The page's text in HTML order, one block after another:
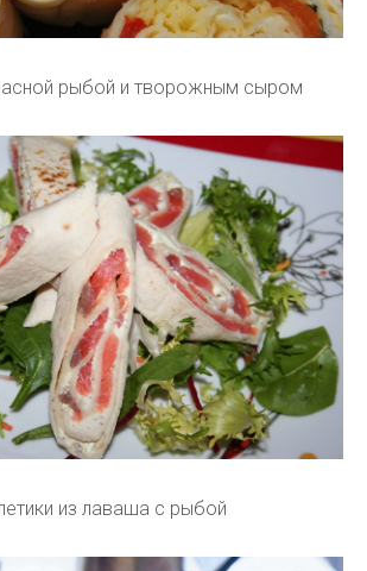
рыбой и творожным сыром
из лаваша с рыбой